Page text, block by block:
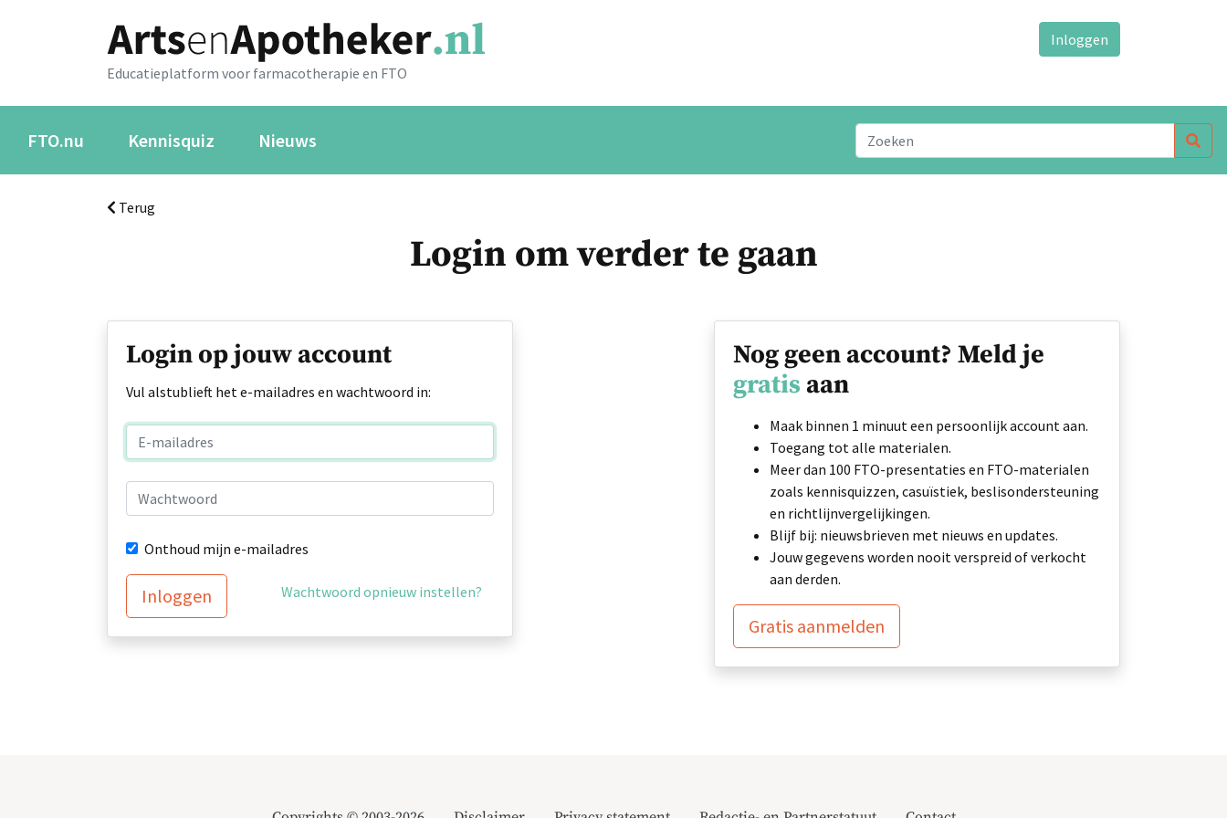
Educatieplatform voor farmacotherapie en FTO
Inloggen
FTO.nu Kennisquiz Nieuws
Terug
Login om verder te gaan
Login op jouw account
Vul alstublieft het e-mailadres en wachtwoord in:
Onthoud mijn e-mailadres
Inloggen Wachtwoord opnieuw instellen?
Nog geen account? Meld je
gratis aan
Maak binnen 1 minuut een persoonlijk account aan.
Toegang tot alle materialen.
Meer dan 100 FTO-presentaties en FTO-materialen
zoals kennisquizzen, casuïstiek, beslisondersteuning
en richtlijnvergelijkingen.
Blijf bij: nieuwsbrieven met nieuws en updates.
Jouw gegevens worden nooit verspreid of verkocht
aan derden.
Gratis aanmelden